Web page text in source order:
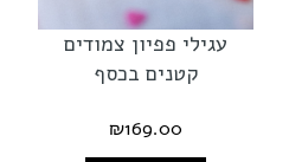
עגילי פפיון צמודים
קטנים בכסף
₪169.00